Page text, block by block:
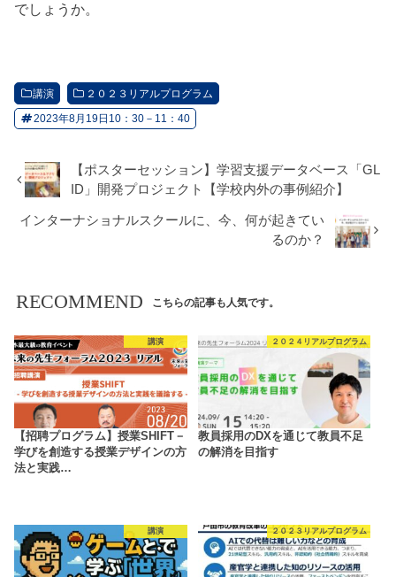
でしょうか。
講演 ２０２３リアルプログラム
2023年8月19日10：30－11：40
【ポスターセッション】学習支援データベース「GL
ID」開発プロジェクト【学校内外の事例紹介】
インターナショナルスクールに、今、何が起きてい
るのか？
RECOMMEND こちらの記事も人気です。
講演
【招聘プログラム】授業SHIFT－
学びを創造する授業デザインの方
法と実践…
２０２４リアルプログラム
教員採用のDXを通じて教員不足
の解消を目指す
講演 ２０２３リアルプログラム